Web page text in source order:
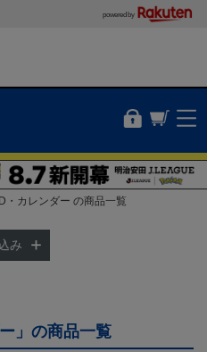
powered by
・カレンダー の商品一覧
み
」の商品一覧